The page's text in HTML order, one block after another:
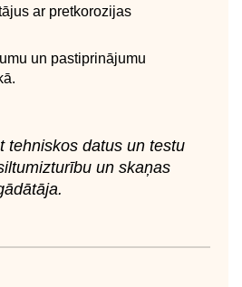
ar pretkorozijas
un pastiprinājumu
tehniskos datus un testu
un skaņas